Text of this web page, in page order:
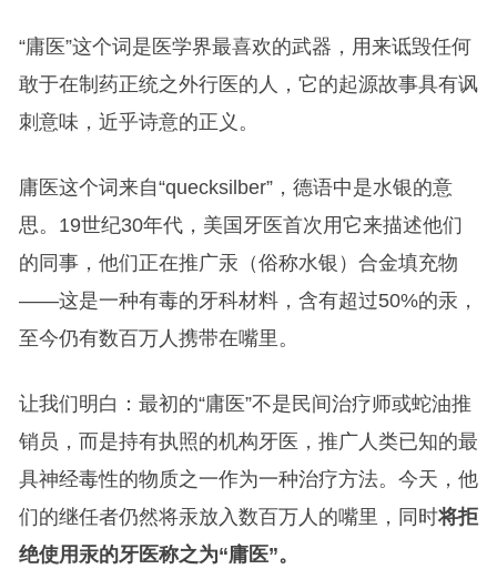
“庸医”这个词是医学界最喜欢的武器，用来诋毁任何
敢于在制药正统之外行医的人，它的起源故事具有讽
刺意味，近乎诗意的正义。
庸医这个词来自“quecksilber”，德语中是水银的意
思。19世纪30年代，美国牙医首次用它来描述他们
的同事，他们正在推广汞（俗称水银）合金填充物
——这是一种有毒的牙科材料，含有超过50%的汞，
至今仍有数百万人携带在嘴里。
让我们明白：最初的“庸医”不是民间治疗师或蛇油推
销员，而是持有执照的机构牙医，推广人类已知的最
具神经毒性的物质之一作为一种治疗方法。今天，他
们的继任者仍然将汞放入数百万人的嘴里，同时将拒
绝使用汞的牙医称之为“庸医”。